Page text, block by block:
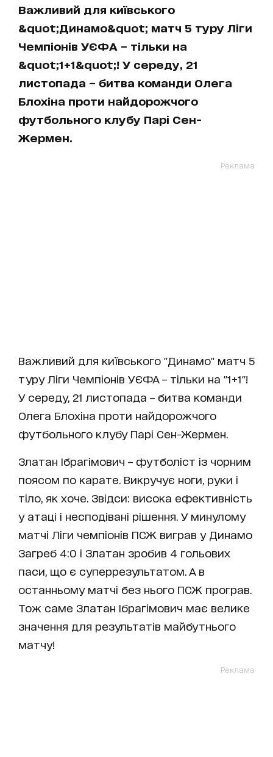
Важливий для київського
&quot;Динамо&quot; матч 5 туру Ліги
Чемпіонів УЄФА – тільки на
&quot;1+1&quot;! У середу, 21
листопада – битва команди Олега
Блохіна проти найдорожчого
футбольного клубу Парі Сен-
Жермен.
Реклама
Важливий для київського "Динамо" матч 5
туру Ліги Чемпіонів УЄФА – тільки на "1+1"!
У середу, 21 листопада – битва команди
Олега Блохіна проти найдорожчого
футбольного клубу Парі Сен-Жермен.
Златан Ібрагімович – футболіст із чорним
поясом по карате. Викручує ноги, руки і
тіло, як хоче. Звідси: висока ефективність
у атаці і несподівані рішення. У минулому
матчі Ліги чемпіонів ПСЖ виграв у Динамо
Загреб 4:0 і Златан зробив 4 гольових
паси, що є суперрезультатом. А в
останньому матчі без нього ПСЖ програв.
Тож саме Златан Ібрагімович має велике
значення для результатів майбутнього
матчу!
Реклама